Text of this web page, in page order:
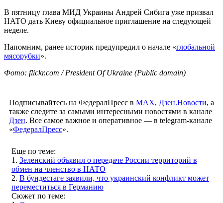
В пятницу глава МИД Украины Андрей Сибига уже призвал
НАТО дать Киеву официальное приглашение на следующей
неделе.
Напомним, ранее историк предупредил о начале «глобальной
мясорубки».
Фото: flickr.com / President Of Ukraine (Public domain)
Подписывайтесь на ФедералПресс в МАХ, Дзен.Новости, а
также следите за самыми интересными новостями в канале
Дзен. Все самое важное и оперативное — в telegram-канале
«ФедералПресс».
Еще по теме:
1. Зеленский объявил о передаче России территорий в
обмен на членство в НАТО
2. В бундестаге заявили, что украинский конфликт может
переместиться в Германию
Сюжет по теме: